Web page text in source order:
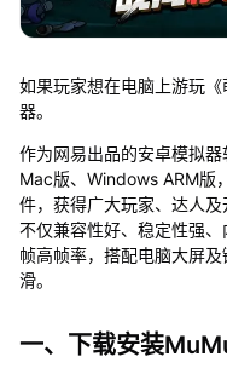
如果玩家想在电脑上游玩
器。
作为网易出品的安卓模拟
Mac版、Windows ARM版
件，获得广大玩家、达人
不仅兼容性好、稳定性强
帧高帧率，搭配电脑大屏
滑。
一、下载安装